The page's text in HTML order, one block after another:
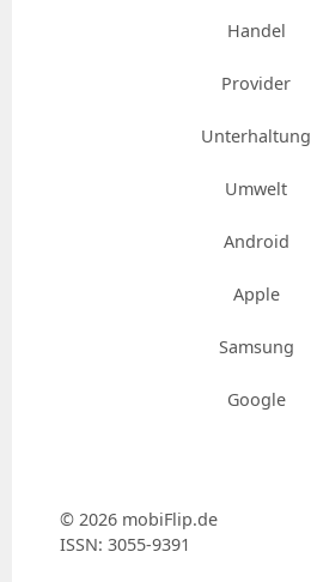
Handel
Provider
Unterhaltung
Umwelt
Android
Apple
Samsung
Google
© 2026 mobiFlip.de
ISSN: 3055-9391